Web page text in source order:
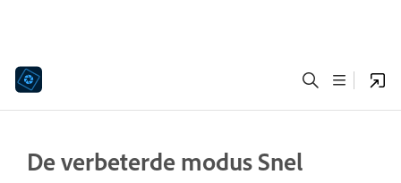
De verbeterde modus Snel